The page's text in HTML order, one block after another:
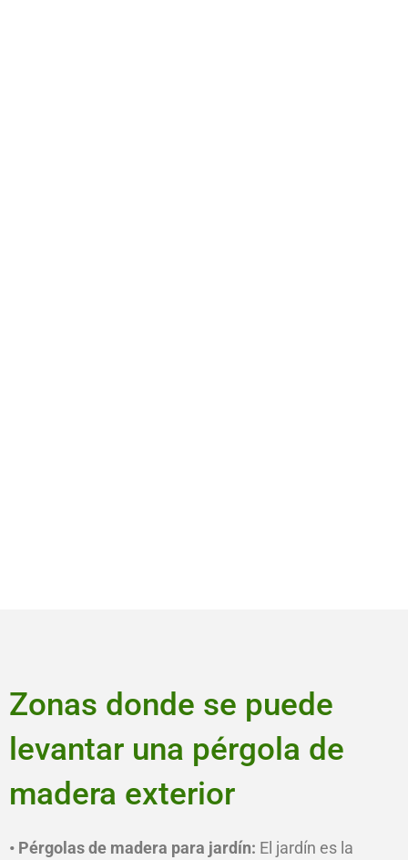
Zonas donde se puede
levantar una pérgola de
madera exterior
• Pérgolas de madera para jardín: El jardín es la